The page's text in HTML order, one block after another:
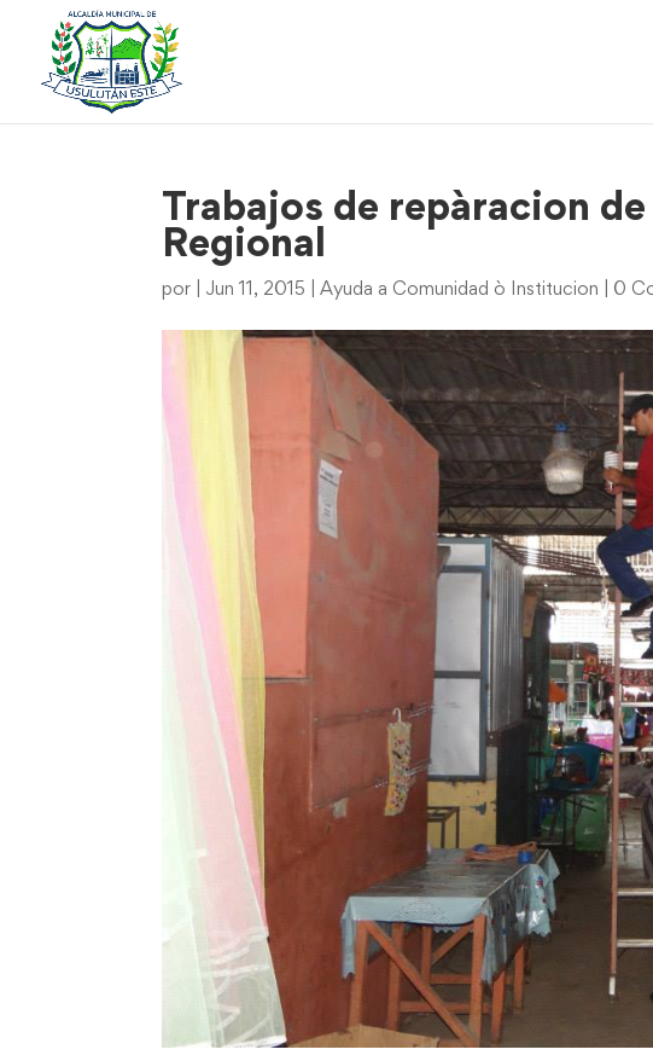
Trabajos de repàracion
Regional
por Jun 11, 2015 |Ayuda a Comunidad ò Institucion 0